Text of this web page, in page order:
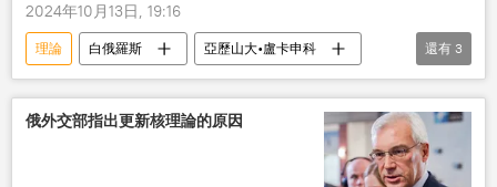
2024年10月13日, 19:16
理論 白俄羅斯
亞歷山大•盧卡申科
西方
俄羅斯 變化
還有 3
俄外交部指出更新核理論的原因